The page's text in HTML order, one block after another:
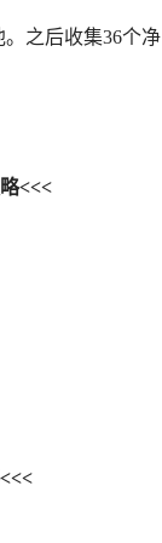
之后收集36个净
<<<